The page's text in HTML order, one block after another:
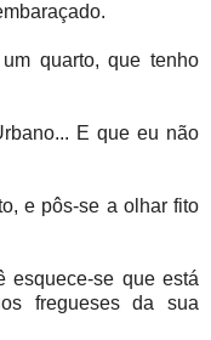
quarto, que tenho
E que eu não
e pôs-se a olhar fito
se que está
fregueses da sua